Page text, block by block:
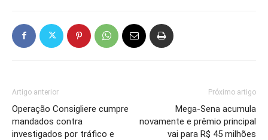
Artigo anterior
Operação Consigliere cumpre
mandados contra
investigados por tráfico e
Próximo artigo
Mega-Sena acumula
novamente e prêmio principal
vai para R$ 45 milhões